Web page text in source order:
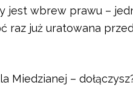
jest wbrew prawu –
raz już uratowana
Miedzianej –